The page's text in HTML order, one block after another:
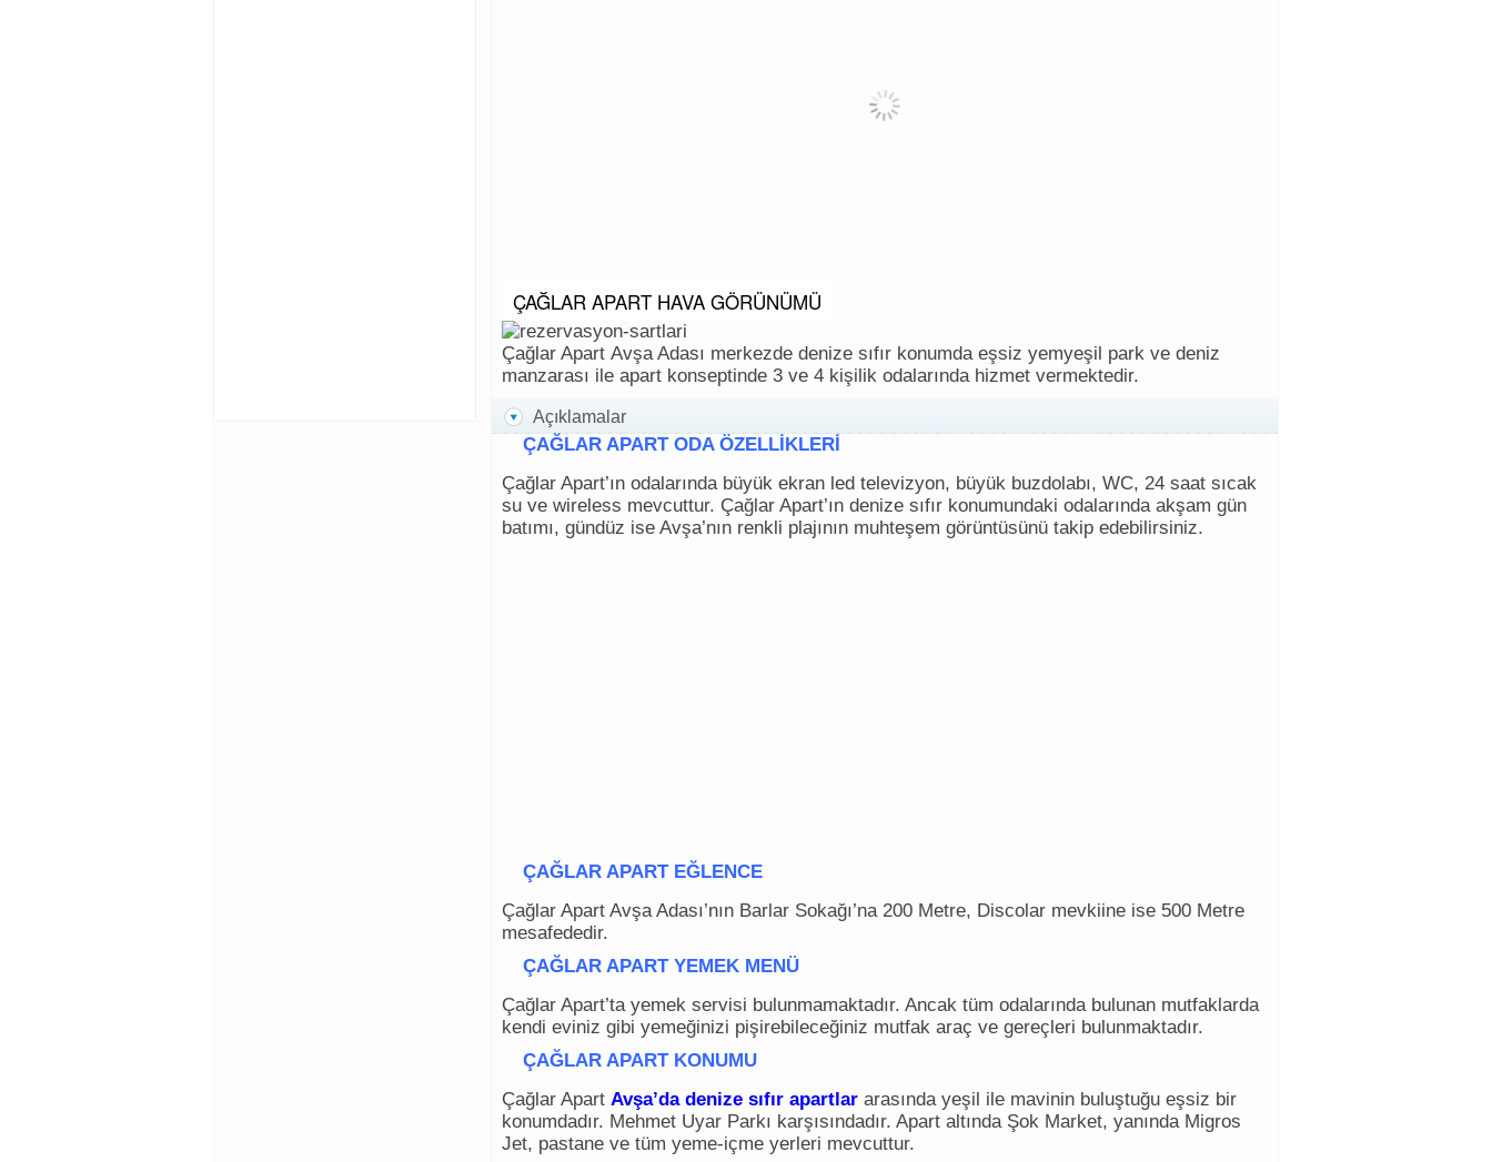
ÇAĞLAR APART HAVA GÖRÜNÜMÜ
Çağlar Apart Avşa Adası merkezde denize sıfır konumda eşsiz yemyeşil park ve deniz
manzarası ile apart konseptinde 3 ve 4 kişilik odalarında hizmet vermektedir.
Açıklamalar
ÇAĞLAR APART ODA ÖZELLİKLERİ
Çağlar Apart’ın odalarında büyük ekran led televizyon, büyük buzdolabı, WC, 24 saat sıcak
su ve wireless mevcuttur. Çağlar Apart’ın denize sıfır konumundaki odalarında akşam gün
batımı, gündüz ise Avşa’nın renkli plajının muhteşem görüntüsünü takip edebilirsiniz.
ÇAĞLAR APART EĞLENCE
Çağlar Apart Avşa Adası’nın Barlar Sokağı’na 200 Metre, Discolar mevkiine ise 500 Metre
mesafededir.
ÇAĞLAR APART YEMEK MENÜ
Çağlar Apart’ta yemek servisi bulunmamaktadır. Ancak tüm odalarında bulunan mutfaklarda
kendi eviniz gibi yemeğinizi pişirebileceğiniz mutfak araç ve gereçleri bulunmaktadır.
ÇAĞLAR APART KONUMU
Çağlar Apart Avşa’da denize sıfır apartlar arasında yeşil ile mavinin buluştuğu eşsiz bir
konumdadır. Mehmet Uyar Parkı karşısındadır. Apart altında Şok Market, yanında Migros
Jet, pastane ve tüm yeme-içme yerleri mevcuttur.